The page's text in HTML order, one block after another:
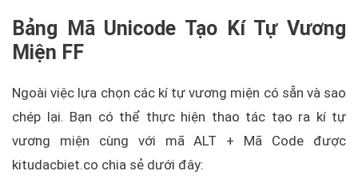
Bảng Mã Unicode Tạo Kí Tự Vương
Miện FF
Ngoài việc lựa chọn các kí tự vương miện có sẵn và sao
chép lại. Bạn có thể thực hiện thao tác tạo ra kí tự
vương miện cùng với mã ALT + Mã Code được
kitudacbiet.co chia sẻ dưới đây: